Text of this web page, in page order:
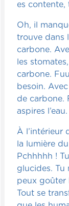
es contente,
Oh, il
trouve dans
carbone.
les
carbone.
besoin.
de carbone.
aspires
À l’intérieur
la lumière
Pchhhhh !
glucides. Tu
peux goûter
Tout se